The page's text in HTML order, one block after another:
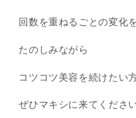
回数を重ねるごとの変化を
たのしみながら
コツコツ美容を続けたい
ぜひマキシに来てくださ